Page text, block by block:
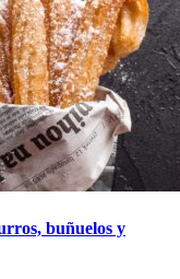
buñuelos y